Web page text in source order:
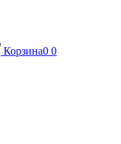
Корзина0 0